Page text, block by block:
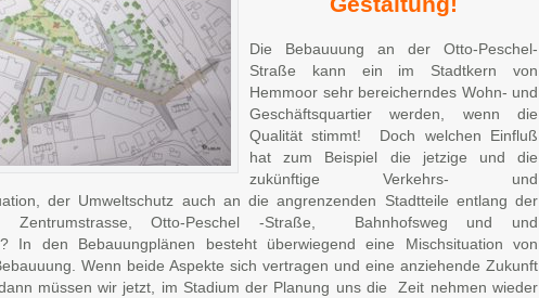
Die Bebauuung an der Otto-Peschel-
Straße kann ein im Stadtkern von
Hemmoor sehr bereicherndes Wohn- und
Geschäftsquartier werden, wenn die
Qualität stimmt! Doch welchen Einfluß
hat zum Beispiel die jetzige und die
zukünftige Verkehrs- und
der Umweltschutz auch an die angrenzenden Stadtteile entlang der
Zentrumstrasse, Otto-Peschel -Straße, Bahnhofsweg und und
In den Bebauungplänen besteht überwiegend eine Mischsituation von
Wenn beide Aspekte sich vertragen und eine anziehende Zukunft
müssen wir jetzt, im Stadium der Planung uns die Zeit nehmen wieder